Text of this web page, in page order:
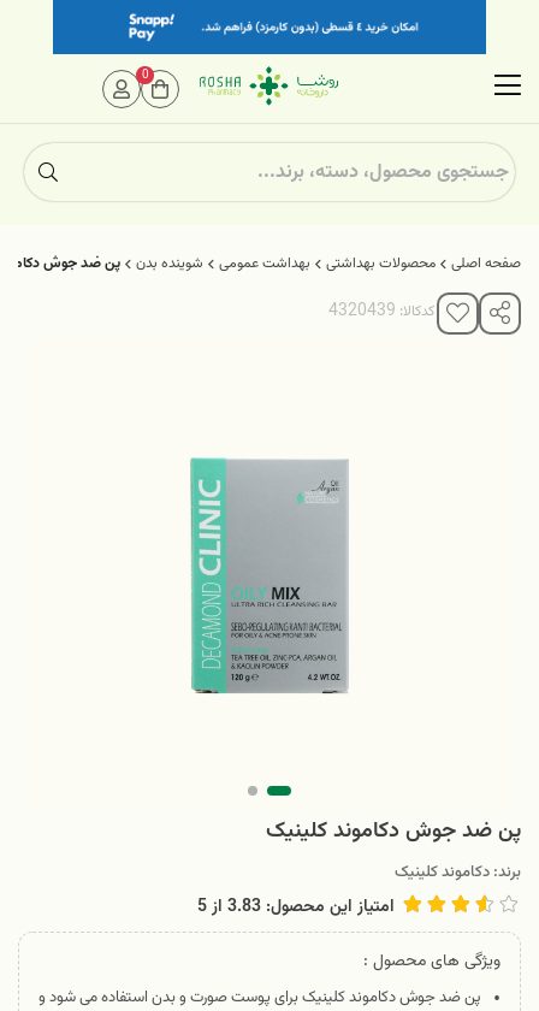
صفحه اصلی محصولات بهداشتی بهداشت عمومی شوینده بدن پن ضد جوش
کدکالا:
پن ضد جوش دکاموند کلینیک
برند: دکاموند کلینیک
امتیاز این محصول: 3.83 از5
ویژگی های محصول :
پن ضد جوش دکاموند کلینیک برای پوست صورت و بدن استفاده می شود و
0